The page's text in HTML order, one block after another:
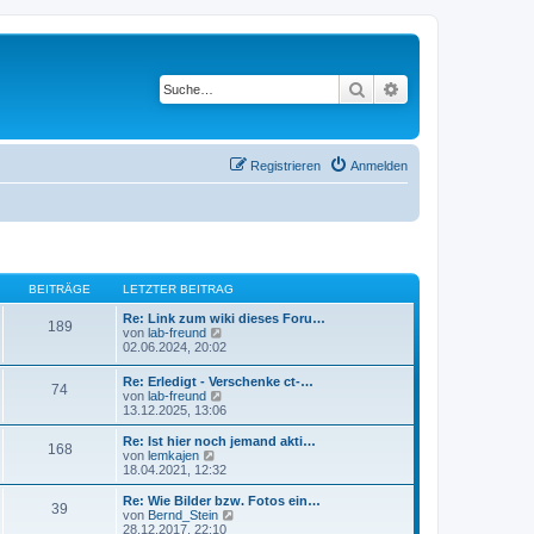
Suche
Anmelden
Registrieren
BEITRÄGE LETZTER BEITRAG
189
Re: Link zum wiki dieses Foru…
von lab-freund
e
s
t
e
r
B
i
t
r
a
02.06.2024, 20:02
74
Re: Erledigt - Verschenke ct-…
von lab-freund
e
u
e
s
t
B
e
13.12.2025, 13:06
168
Re: Ist hier noch jemand akti…
von lemkajen
e
u
e
s
t
18.04.2021, 12:32
39
Re: Wie Bilder bzw. Fotos ein…
von Bernd_Stein
28.12.2017, 22:10